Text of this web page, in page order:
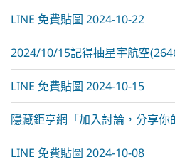
LINE 免費貼圖 2024-10-22
2024/10/15記得抽星宇航空
LINE 免費貼圖 2024-10-15
隱藏鉅亨網「加入討論，分享你
LINE 免費貼圖 2024-10-08